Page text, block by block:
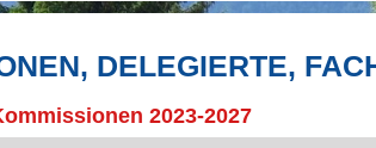
DELEGIERTE,
2023-2027